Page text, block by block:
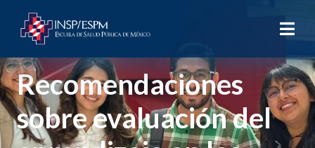
Recomendaciones
sobre evaluación del